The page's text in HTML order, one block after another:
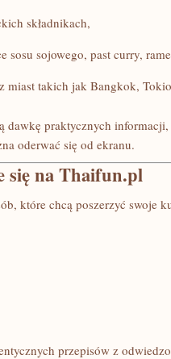
składnikach,
sosu sojowego, past curry,
miast takich jak Bangkok,
dawkę praktycznych
oderwać się od ekranu.
się na Thaifun.pl
które chcą poszerzyć swoje
przepisów z